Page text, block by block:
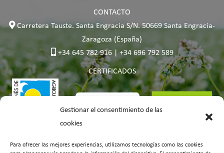
Gestionar el consentimiento de las
cookies
Para ofrecer las mejores experiencias, utilizamos tecnologías como las cookies
CONTACTO
Carretera Tauste. Santa Engracia S/N. 50669 Santa Engracia-
Zaragoza (España)
+34 645 782 916 | +34 696 792 589
CERTIFICADOS